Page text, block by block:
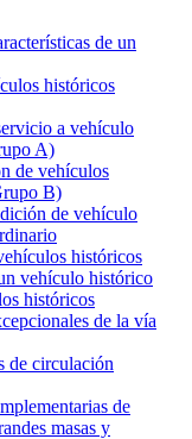
de un
históricos
a vehículo
A)
de vehículos
B)
de vehículo
históricos
vehículo histórico
históricos
de la vía
de circulación
de
masas y